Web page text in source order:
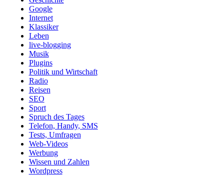
Google
Internet
Klassiker
Leben
live-blogging
Musik
Plugins
Politik und Wirtschaft
Radio
Reisen
SEO
Sport
Spruch des Tages
Telefon, Handy, SMS
Tests, Umfragen
Web-Videos
Werbung
Wissen und Zahlen
Wordpress